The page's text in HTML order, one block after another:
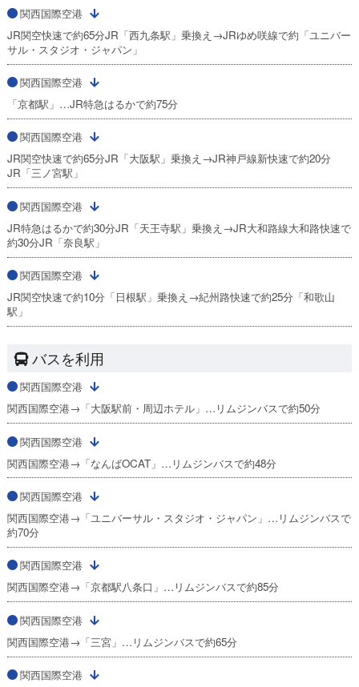
関西国際空港
JR関空快速で約65分JR「西九条駅」乗換え→JRゆめ咲線で約「ユニバー
サル・スタジオ・ジャパン」
関西国際空港
「京都駅」…JR特急はるかで約75分
関西国際空港
JR関空快速で約65分JR「大阪駅」乗換え→JR神戸線新快速で約20分
JR「三ノ宮駅」
関西国際空港
JR特急はるかで約30分JR「天王寺駅」乗換え→JR大和路線大和路快速で
約30分JR「奈良駅」
関西国際空港
JR関空快速で約10分「日根駅」乗換え→紀州路快速で約25分「和歌山
駅」
バスを利用
関西国際空港
関西国際空港→「大阪駅前・周辺ホテル」…リムジンバスで約50分
関西国際空港
関西国際空港→「なんばOCAT」…リムジンバスで約48分
関西国際空港
関西国際空港→「ユニバーサル・スタジオ・ジャパン」…リムジンバスで
約70分
関西国際空港
関西国際空港→「京都駅八条口」…リムジンバスで約85分
関西国際空港
関西国際空港→「三宮」…リムジンバスで約65分
関西国際空港